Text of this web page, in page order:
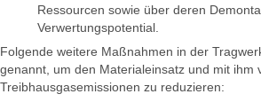
Ressourcen sowie über deren
Verwertungspotential.
Folgende weitere Maßnahmen in der
genannt, um den Materialeinsatz und mit ihm
Treibhausgasemissionen zu reduzieren: